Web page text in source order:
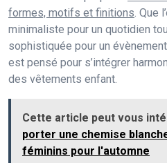
formes, motifs et finitions. Que
minimaliste pour un quotidien
sophistiquée pour un
est pensé pour s’intégrer
des vêtements enfant.
Cette article peut vous
porter une chemise
féminins pour l'automne